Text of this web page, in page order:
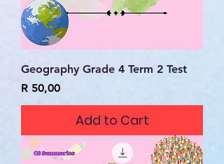
Geography Grade 4 Term 2 Test
Price
R 50,00
Add to Cart